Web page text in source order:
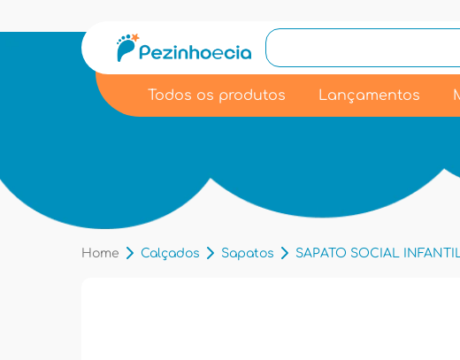
Todos os produtos Lançamentos
Home Calçados Sapatos SAPATO SOCIAL